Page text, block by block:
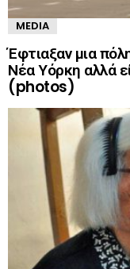
MEDIA
Έφτιαξαν μια
Νέα Υόρκη αλλά
(photos)